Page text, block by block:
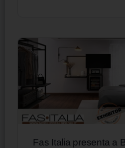
Fas Italia presenta a